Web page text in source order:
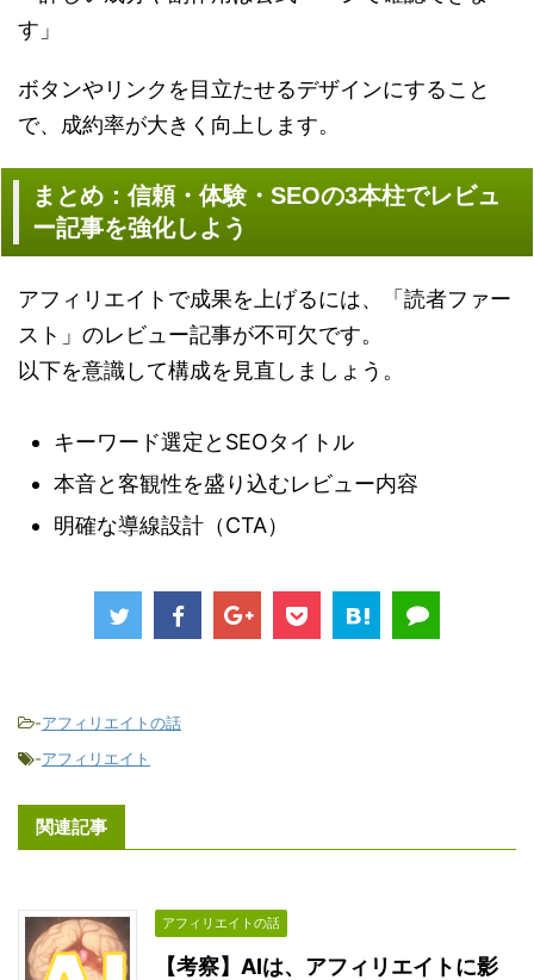
す」
ボタンやリンクを目立たせるデザインにすること
で、成約率が大きく向上します。
まとめ：信頼・体験・SEOの3本柱でレビュ
ー記事を強化しよう
アフィリエイトで成果を上げるには、「読者ファー
スト」のレビュー記事が不可欠です。
以下を意識して構成を見直しましょう。
キーワード選定とSEOタイトル
本音と客観性を盛り込むレビュー内容
明確な導線設計（CTA）
-アフィリエイトの話
-アフィリエイト
関連記事
アフィリエイトの話
【考察】AIは、アフィリエイトに影